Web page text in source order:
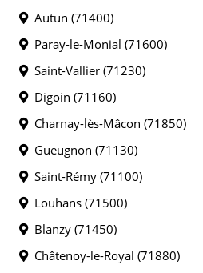
Autun (71400)
Paray-le-Monial (71600)
Saint-Vallier (71230)
Digoin (71160)
Charnay-lès-Mâcon (71850)
Gueugnon (71130)
Saint-Rémy (71100)
Louhans (71500)
Blanzy (71450)
Châtenoy-le-Royal (71880)